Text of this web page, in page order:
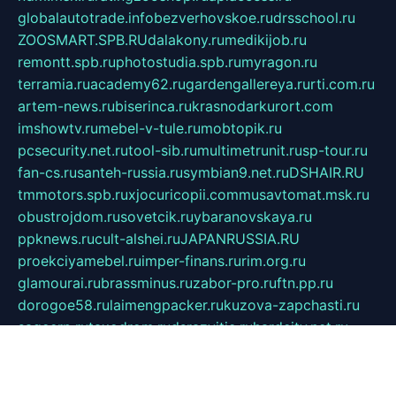
globalautotrade.infobezverhovskoe.rudrsschool.ru
ZOOSMART.SPB.RUdalakony.rumedikijob.ru
remontt.spb.ruphotostudia.spb.rumyragon.ru
terramia.ruacademy62.rugardengallereya.rurti.com.ru
artem-news.rubiserinca.rukrasnodarkurort.com
imshowtv.rumebel-v-tule.rumobtopik.ru
pcsecurity.net.rutool-sib.rumultimetrunit.rusp-tour.ru
fan-cs.rusanteh-russia.rusymbian9.net.ruDSHAIR.RU
tmmotors.spb.ruxjocuricopii.commusavtomat.msk.ru
obustrojdom.rusovetcik.ruybaranovskaya.ru
ppknews.rucult-alshei.ruJAPANRUSSIA.RU
proekciyamebel.ruimper-finans.rurim.org.ru
glamourai.rubrassminus.ruzabor-pro.ruftn.pp.ru
dorogoe58.rulaimengpacker.rukuzova-zapchasti.ru
sageerp.rutaxodrom.rudsrazvitie.ruhardcity.net.ru